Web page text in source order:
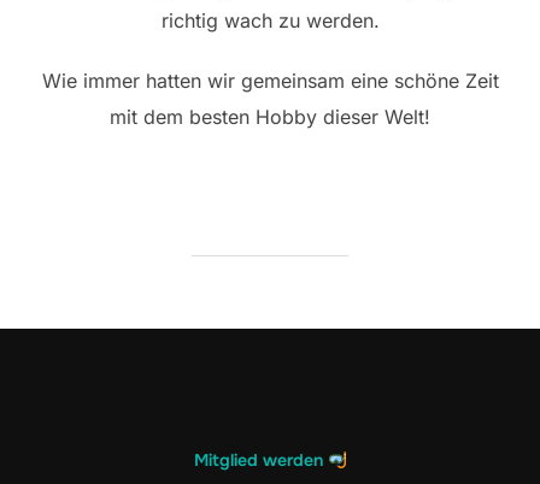
richtig wach zu werden.
Wie immer hatten wir gemeinsam eine schöne Zeit
mit dem besten Hobby dieser Welt!
Mitglied werden